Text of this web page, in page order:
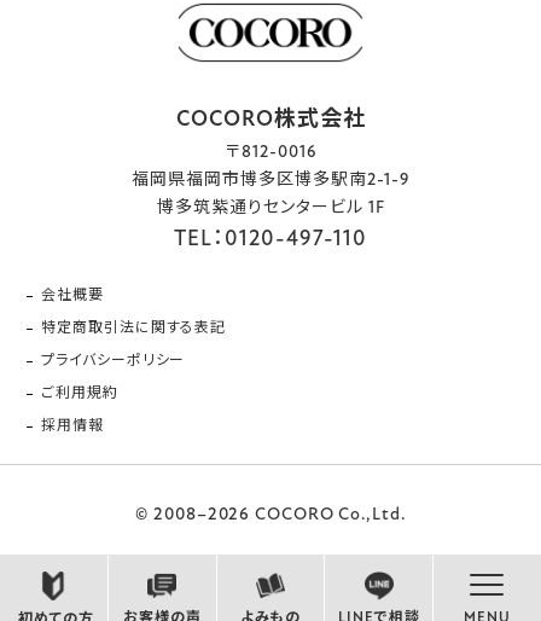
COCORO株式会社
〒812-0016
福岡県福岡市博多区博多駅南2-1-9
博多筑紫通りセンタービル 1F
TEL：0120-497-110
会社概要
特定商取引法に関する表記
プライバシーポリシー
ご利用規約
採用情報
© 2008–2026 COCORO Co.,Ltd.